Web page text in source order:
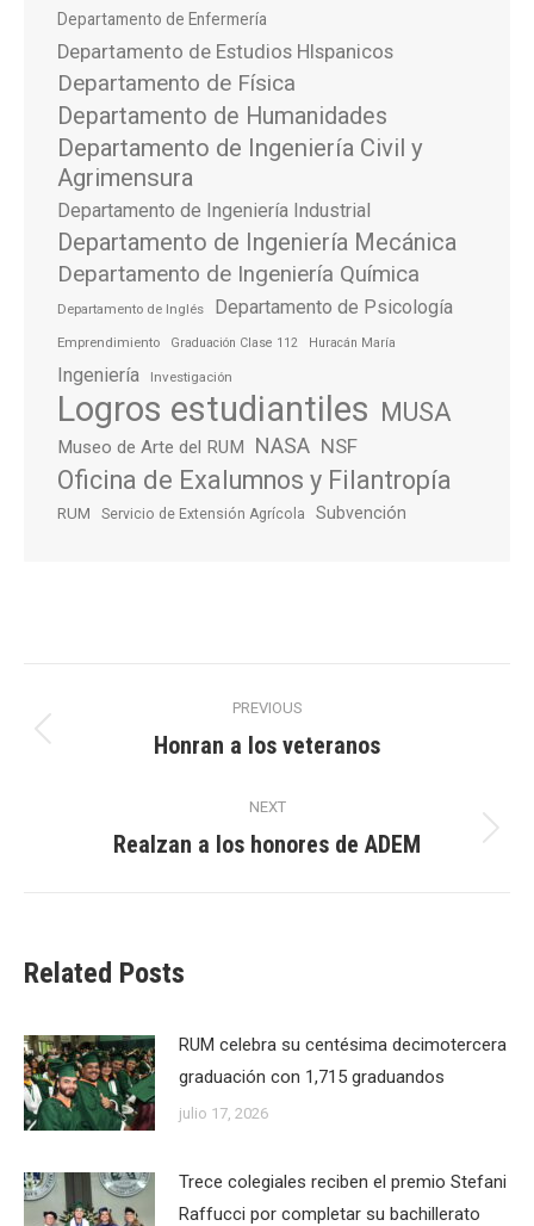
Departamento de Enfermería
Departamento de Estudios HIspanicos
Departamento de Física
Departamento de Humanidades
Departamento de Ingeniería Civil y
Agrimensura
Departamento de Ingeniería Industrial
Departamento de Ingeniería Mecánica
Departamento de Ingeniería Química
Departamento de Inglés Departamento de Psicología
Emprendimiento Graduación Clase 112 Huracán María
Ingeniería Investigación
Logros estudiantiles MUSA
Museo de Arte del RUM NASA NSF
Oficina de Exalumnos y Filantropía
RUM Servicio de Extensión Agrícola Subvención
navigation
PREVIOUS
Previous
Honran a los veteranos
NEXT
Next
Realzan a los honores de ADEM
Related Posts
RUM celebra su centésima decimotercera
graduación con 1,715 graduandos
julio 17, 2026
Trece colegiales reciben el premio Stefani
Raffucci por completar su bachillerato